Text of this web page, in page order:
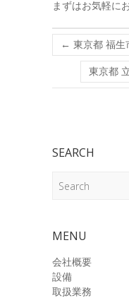
まずはお気軽に
← 東京都 福生
東京都
SEARCH
MENU
会社概要
設備
取扱業務